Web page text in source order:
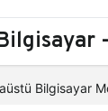
Bilgisayar